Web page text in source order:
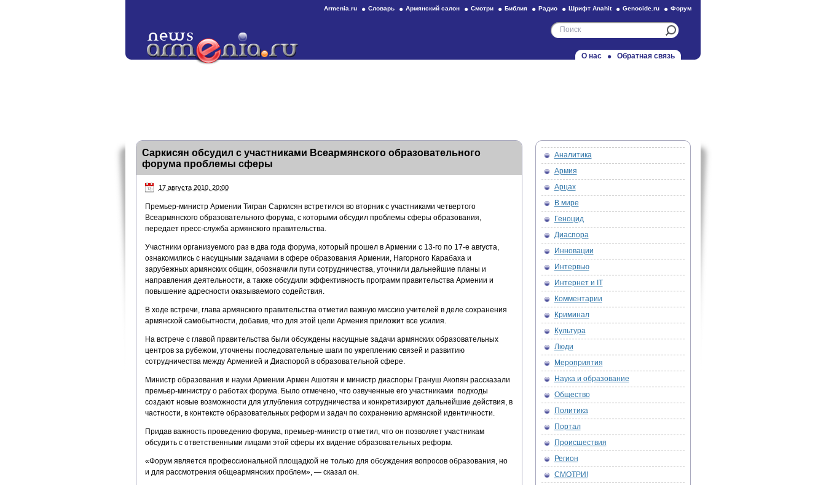
Armenia.ru Словарь Армянский салон Смотри Библия Радио Шрифт Anahit Genocide.ru Форум
О нас Обратная связь
Саркисян обсудил с участниками Всеармянского образовательного
форума проблемы сферы
17 августа 2010, 20:00
Премьер-министр Армении Тигран Саркисян встретился во вторник с участниками четвертого
Всеармянского образовательного форума, с которыми обсудил проблемы сферы образования,
передает пресс-служба армянского правительства.
Участники организуемого раз в два года форума, который прошел в Армении с 13-го по 17-е августа,
ознакомились с насущными задачами в сфере образования Армении, Нагорного Карабаха и
зарубежных армянских общин, обозначили пути сотрудничества, уточнили дальнейшие планы и
направления деятельности, а также обсудили эффективность программ правительства Армении и
повышение адресности оказываемого содействия.
В ходе встречи, глава армянского правительства отметил важную миссию учителей в деле сохранения
армянской самобытности, добавив, что для этой цели Армения приложит все усилия.
На встрече с главой правительства были обсуждены насущные задачи армянских образовательных
центров за рубежом, уточнены последовательные шаги по укреплению связей и развитию
сотрудничества между Арменией и Диаспорой в образовательной сфере.
Министр образования и науки Армении Армен Ашотян и министр диаспоры Грануш Акопян рассказали
премьер-министру о работах форума. Было отмечено, что озвученные его участниками подходы
создают новые возможности для углубления сотрудничества и конкретизируют дальнейшие действия, в
частности, в контексте образовательных реформ и задач по сохранению армянской идентичности.
Придав важность проведению форума, премьер-министр отметил, что он позволяет участникам
обсудить с ответственными лицами этой сферы их видение образовательных реформ.
«Форум является профессиональной площадкой не только для обсуждения вопросов образования, но
и для рассмотрения общеармянских проблем», — сказал он.
Аналитика
Армия
Арцах
В мире
Геноцид
Диаспора
Инновации
Интервью
Интернет и IT
Комментарии
Криминал
Культура
Люди
Мероприятия
Наука и образование
Общество
Политика
Портал
Происшествия
Регион
СМОТРИ!